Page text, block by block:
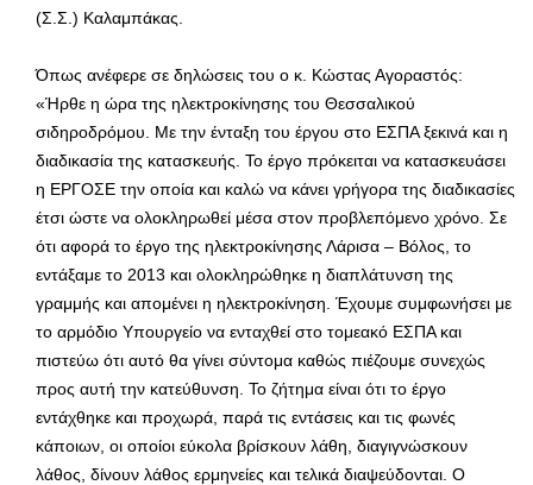
(Σ.Σ.) Καλαμπάκας.
Όπως ανέφερε σε δηλώσεις του ο κ. Κώστας Αγοραστός:
«Ήρθε η ώρα της ηλεκτροκίνησης του Θεσσαλικού
σιδηροδρόμου. Με την ένταξη του έργου στο ΕΣΠΑ ξεκινά και η
διαδικασία της κατασκευής. Το έργο πρόκειται να κατασκευάσει
η ΕΡΓΟΣΕ την οποία και καλώ να κάνει γρήγορα της διαδικασίες
έτσι ώστε να ολοκληρωθεί μέσα στον προβλεπόμενο χρόνο. Σε
ότι αφορά το έργο της ηλεκτροκίνησης Λάρισα – Βόλος, το
εντάξαμε το 2013 και ολοκληρώθηκε η διαπλάτυνση της
γραμμής και απομένει η ηλεκτροκίνηση. Έχουμε συμφωνήσει με
το αρμόδιο Υπουργείο να ενταχθεί στο τομεακό ΕΣΠΑ και
πιστεύω ότι αυτό θα γίνει σύντομα καθώς πιέζουμε συνεχώς
προς αυτή την κατεύθυνση. Το ζήτημα είναι ότι το έργο
εντάχθηκε και προχωρά, παρά τις εντάσεις και τις φωνές
κάποιων, οι οποίοι εύκολα βρίσκουν λάθη, διαγιγνώσκουν
λάθος, δίνουν λάθος ερμηνείες και τελικά διαψεύδονται. Ο